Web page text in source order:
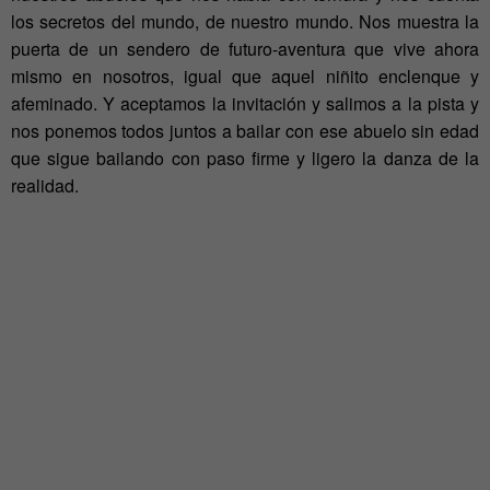
los secretos del mundo, de nuestro mundo. Nos muestra la
puerta de un sendero de futuro-aventura que vive ahora
mismo en nosotros, igual que aquel niñito enclenque y
afeminado. Y aceptamos la invitación y salimos a la pista y
nos ponemos todos juntos a bailar con ese abuelo sin edad
que sigue bailando con paso firme y ligero la danza de la
realidad.